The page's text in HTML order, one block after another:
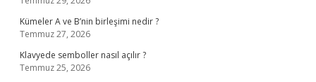
Kümeler A ve B’nin birleşimi nedir ?
Temmuz 27, 2026
Klavyede semboller nasıl açılır ?
Temmuz 25, 2026